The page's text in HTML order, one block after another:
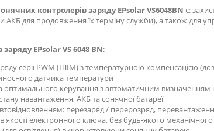
контролерів зарядуEPsolar VS6048BN є:
АКБ для продовження їх терміну служби), а також для
заряду EPsolar VS 6048 BN:
серії PWM (ШІМ) з температурною компенсацією
датчика температури
оптимального керування з автоматичним
навантаження, АКБ та сонячної батареї
перезаряд / перерозряд,
якості електронного ключа, без будь-якого